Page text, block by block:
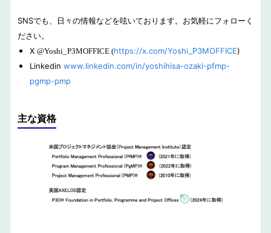
SNSでも、日々の情報などを呟いております。お気軽にフォローく
ださい。
X @Yoshi_P3MOFFICE (https://x.com/Yoshi_P3MOFFICE)
Linkedin www.linkedin.com/in/yoshihisa-ozaki-pfmp-
pgmp-pmp
主な資格